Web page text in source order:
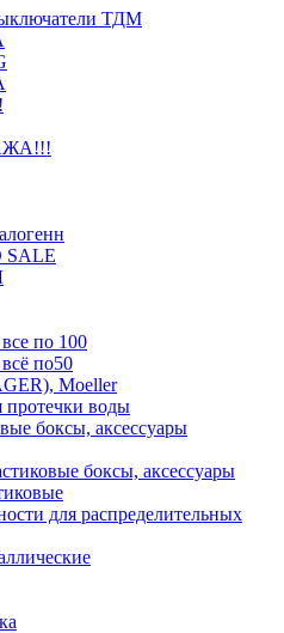
ТДМ
SALE
по 100
по50
Moeller
протечки воды
боксы, аксессуары
боксы, аксессуары
для распределительных